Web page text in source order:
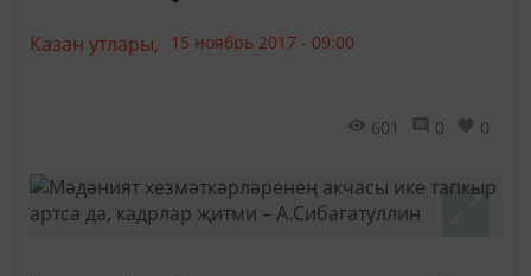
Казан утлары, 15 ноябрь 2017 - 09:00
601 0 0